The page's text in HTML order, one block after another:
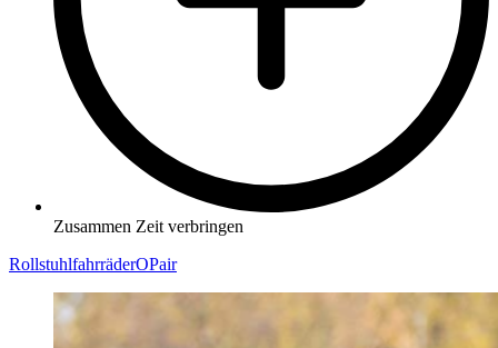
Zusammen Zeit verbringen
RollstuhlfahrräderOPair